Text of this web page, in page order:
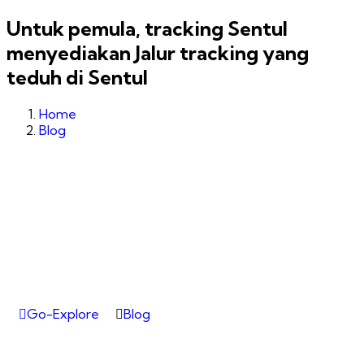
Untuk pemula, tracking Sentul
menyediakan Jalur tracking yang
teduh di Sentul
Home
Blog
Go-Explore Blog